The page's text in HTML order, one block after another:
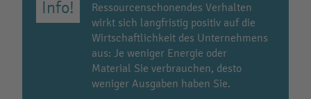
Ressourcenschonendes Verhalten
wirkt sich langfristig positiv auf die
Wirtschaftlichkeit des Unternehmens
aus: Je weniger Energie oder
Material Sie verbrauchen, desto
weniger Ausgaben haben Sie.